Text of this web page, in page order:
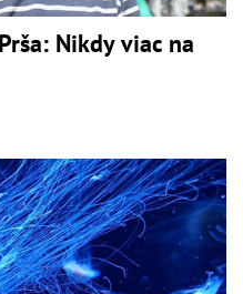
Nikdy viac na